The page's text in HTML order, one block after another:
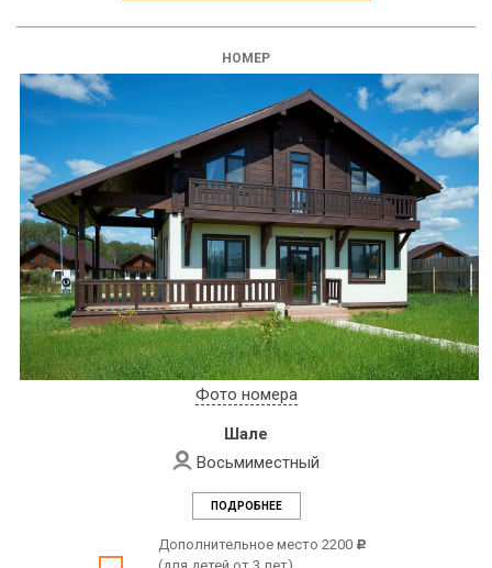
НОМЕР
Фото номера
Шале
Восьмиместный
ПОДРОБНЕЕ
Дополнительное место 2200 c